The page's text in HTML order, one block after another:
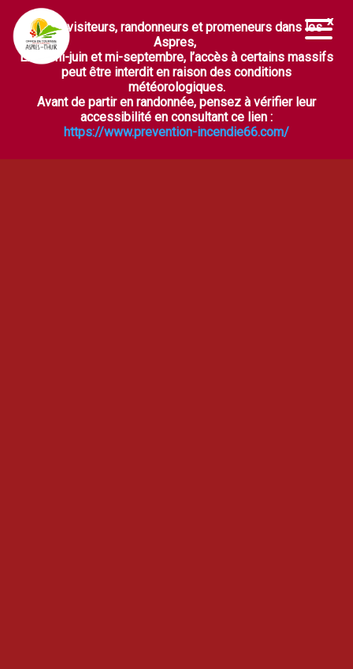
Ouvrir la barre d’outils
Chers visiteurs, randonneurs et promeneurs dans les
Aspres,
Entre mi-juin et mi-septembre, l’accès à certains massifs
peut être interdit en raison des conditions
météorologiques.
Avant de partir en randonnée, pensez à vérifier leur
accessibilité en consultant ce lien :
https://www.prevention-incendie66.com/